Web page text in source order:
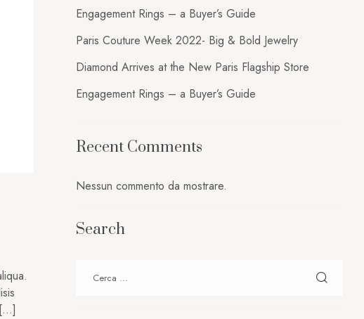
[…]
Engagement Rings – a Buyer’s Guide
Paris Couture Week 2022- Big & Bold Jewelry
Diamond Arrives at the New Paris Flagship Store
Engagement Rings – a Buyer’s Guide
Recent Comments
Nessun commento da mostrare.
Search